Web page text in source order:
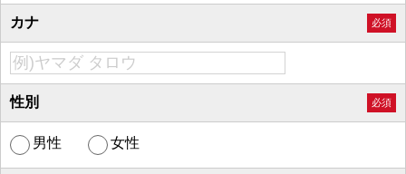
カナ 必須
性別 必須
男性 女性